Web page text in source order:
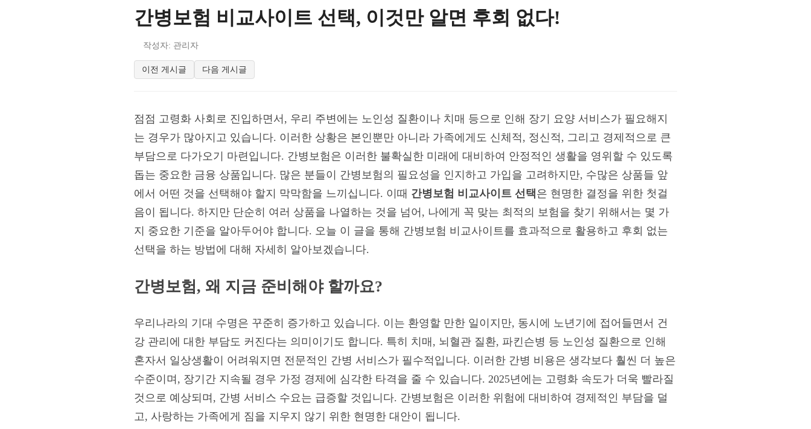
간병보험 비교사이트 선택, 이것만 알면 후회 없다!
작성자: 관리자
이전 게시글 다음 게시글
점점 고령화 사회로 진입하면서, 우리 주변에는 노인성 질환이나 치매 등으로 인해 장기 요양 서비스가 필요해지
는 경우가 많아지고 있습니다. 이러한 상황은 본인뿐만 아니라 가족에게도 신체적, 정신적, 그리고 경제적으로 큰
부담으로 다가오기 마련입니다. 간병보험은 이러한 불확실한 미래에 대비하여 안정적인 생활을 영위할 수 있도록
돕는 중요한 금융 상품입니다. 많은 분들이 간병보험의 필요성을 인지하고 가입을 고려하지만, 수많은 상품들 앞
에서 어떤 것을 선택해야 할지 막막함을 느끼십니다. 이때 간병보험 비교사이트 선택은 현명한 결정을 위한 첫걸
음이 됩니다. 하지만 단순히 여러 상품을 나열하는 것을 넘어, 나에게 꼭 맞는 최적의 보험을 찾기 위해서는 몇 가
지 중요한 기준을 알아두어야 합니다. 오늘 이 글을 통해 간병보험 비교사이트를 효과적으로 활용하고 후회 없는
선택을 하는 방법에 대해 자세히 알아보겠습니다.
간병보험, 왜 지금 준비해야 할까요?
우리나라의 기대 수명은 꾸준히 증가하고 있습니다. 이는 환영할 만한 일이지만, 동시에 노년기에 접어들면서 건
강 관리에 대한 부담도 커진다는 의미이기도 합니다. 특히 치매, 뇌혈관 질환, 파킨슨병 등 노인성 질환으로 인해
혼자서 일상생활이 어려워지면 전문적인 간병 서비스가 필수적입니다. 이러한 간병 비용은 생각보다 훨씬 더 높은
수준이며, 장기간 지속될 경우 가정 경제에 심각한 타격을 줄 수 있습니다. 2025년에는 고령화 속도가 더욱 빨라질
것으로 예상되며, 간병 서비스 수요는 급증할 것입니다. 간병보험은 이러한 위험에 대비하여 경제적인 부담을 덜
고, 사랑하는 가족에게 짐을 지우지 않기 위한 현명한 대안이 됩니다.